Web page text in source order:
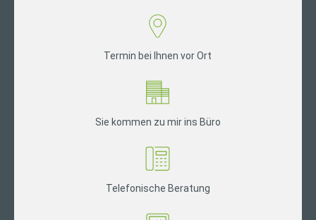
Termin bei Ihnen vor Ort
Sie kommen zu mir ins Büro
Telefonische Beratung